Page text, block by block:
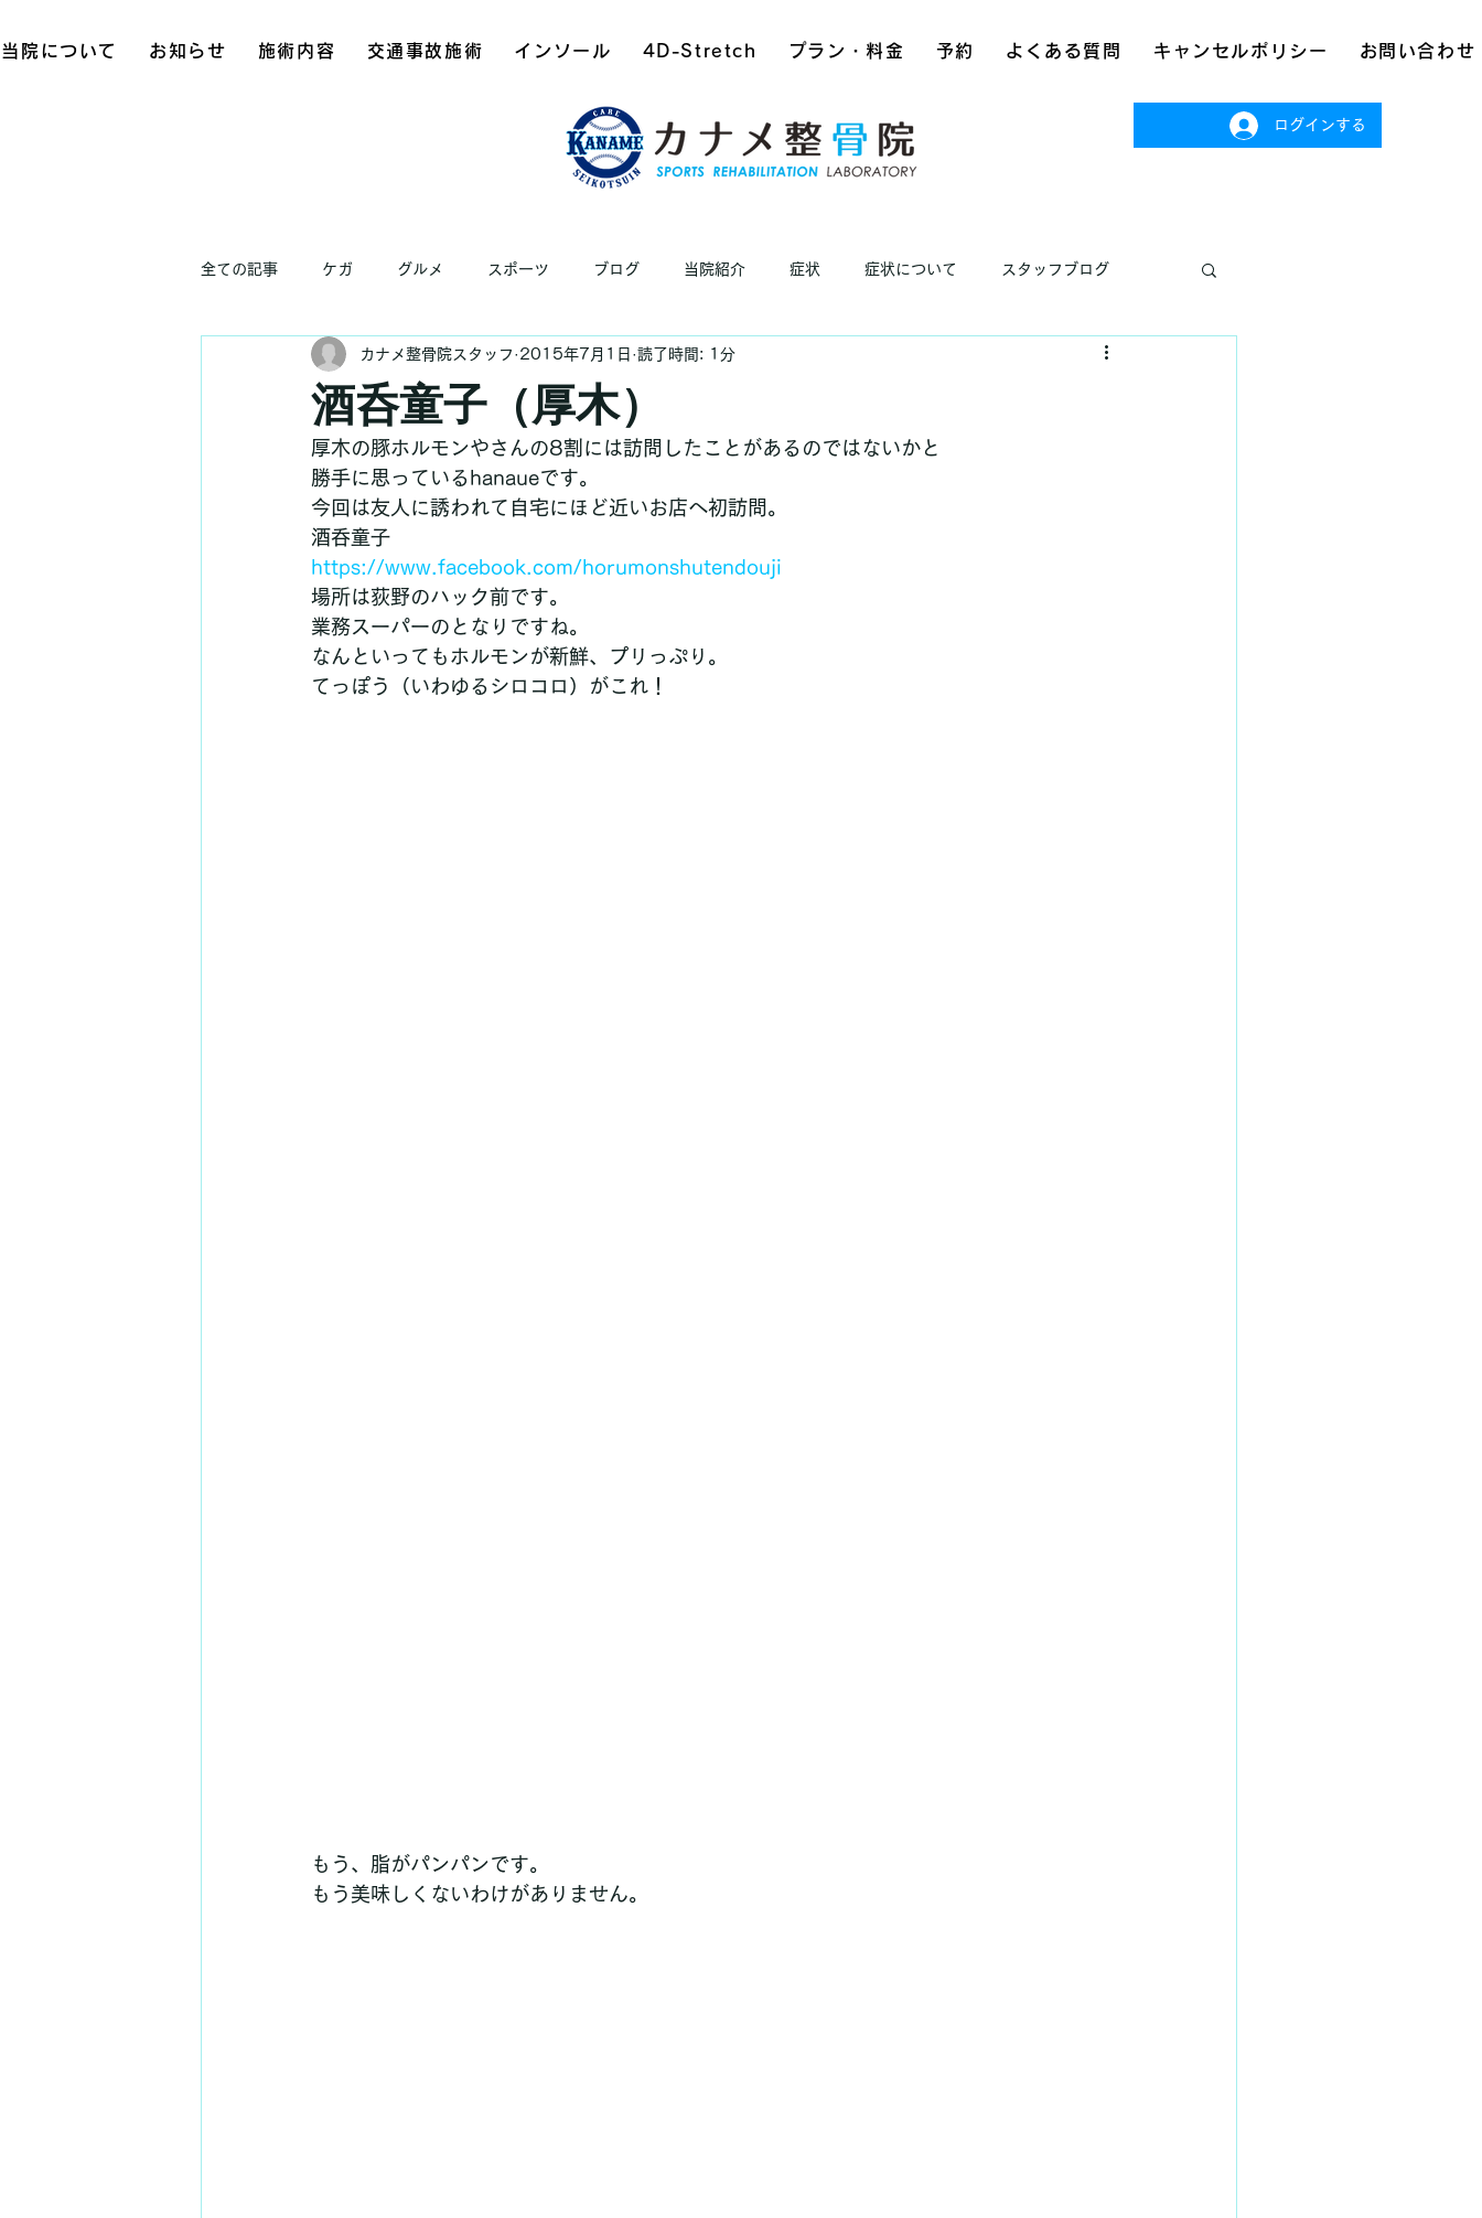
当院について お知らせ 施術内容 交通事故施術 インソール 4D-Stretch プラン・料金 予約 よくある質問 キャンセルポリシー お問い合わせ
ログインする
全ての記事 ケガ グルメ スポーツ ブログ 当院紹介 症状 症状について スタッフブログ
酒呑童子（厚木）
カナメ整骨院スタッフ 2015年7月1日 読了時間: 1分
厚木の豚ホルモンやさんの8割には訪問したことがあるのではないかと
勝手に思っているhanaueです。
今回は友人に誘われて自宅にほど近いお店へ初訪問。
酒呑童子
https://www.facebook.com/horumonshutendouji
場所は荻野のハック前です。
業務スーパーのとなりですね。
なんといってもホルモンが新鮮、プリっぷり。
てっぽう（いわゆるシロコロ）がこれ！
もう、脂がパンパンです。
もう美味しくないわけがありません。